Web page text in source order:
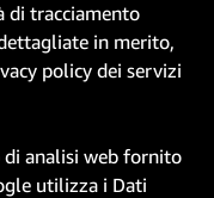
di tracciamento
in merito,
policy dei servizi
di analisi web fornito
utilizza i Dati